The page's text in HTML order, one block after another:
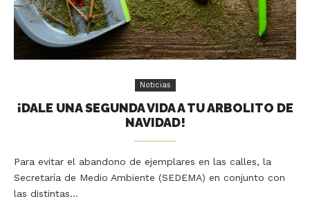
Noticias
¡DALE UNA SEGUNDA VIDA A TU ARBOLITO DE
NAVIDAD!
Para evitar el abandono de ejemplares en las calles, la
Secretaría de Medio Ambiente (SEDEMA) en conjunto con
las distintas…